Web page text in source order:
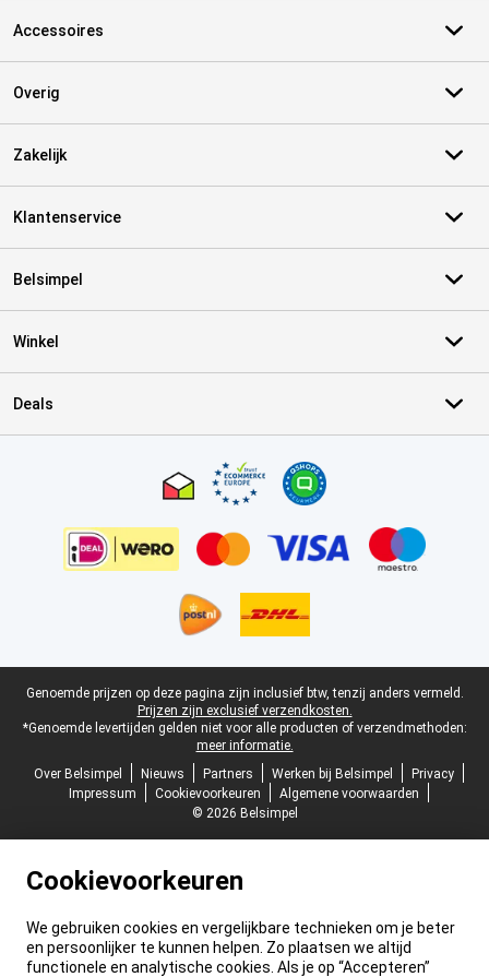
Accessoires
Overig
Zakelijk
Klantenservice
Belsimpel
Winkel
Deals
Juridische voettekst
Genoemde prijzen op deze pagina zijn inclusief btw, tenzij anders vermeld.
Prijzen zijn exclusief verzendkosten.
*Genoemde levertijden gelden niet voor alle producten of verzendmethoden:
meer informatie.
Over Belsimpel
Nieuws Partners Werken bij Belsimpel
Privacy
Impressum
Cookievoorkeuren
Algemene voorwaarden
© 2026 Belsimpel
Cookievoorkeuren
We gebruiken cookies en vergelijkbare technieken om je beter
en persoonlijker te kunnen helpen. Zo plaatsen we altijd
functionele en analytische cookies. Als je op “Accepteren”